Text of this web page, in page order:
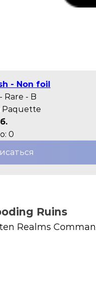
- Non foil
Rare - B
Paquette
0
Ruins
Realms